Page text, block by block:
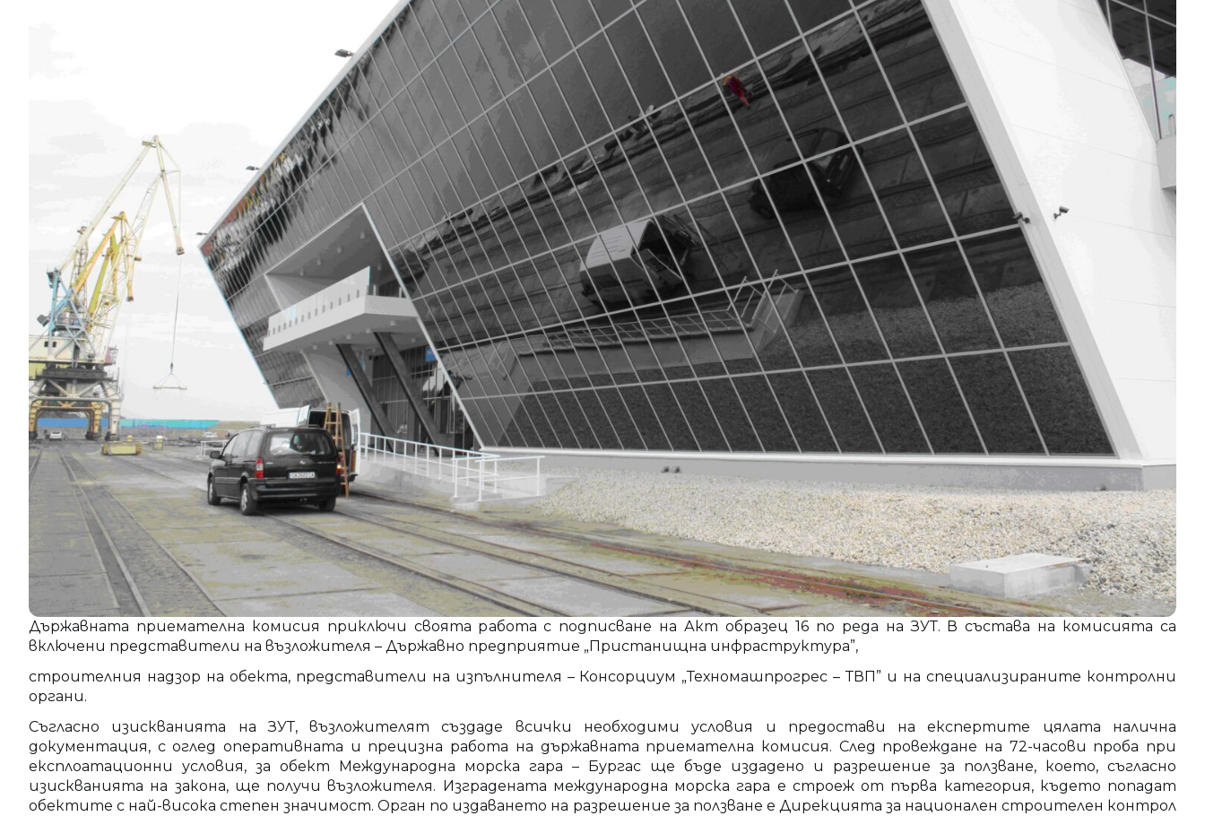
Държавната приемателна комисия приключи своята работа с подписване на Акт образец 16 по реда на ЗУТ. В състава на комисията са
включени представители на възложителя – Държавно предприятие „Пристанищна инфраструктура”,
строителния надзор на обекта, представители на изпълнителя – Консорциум „Техномашпрогрес – ТВП” и на специализираните контролни
органи.
Съгласно изискванията на ЗУТ, възложителят създаде всички необходими условия и предостави на експертите цялата налична
документация, с оглед оперативната и прецизна работа на държавната приемателна комисия. След провеждане на 72-часови проба при
експлоатационни условия, за обект Международна морска гара – Бургас ще бъде издадено и разрешение за ползване, което, съгласно
изискванията на закона, ще получи възложителя. Изградената международна морска гара е строеж от първа категория, където попадат
обектите с най-висока степен значимост. Орган по издаването на разрешение за ползване е Дирекцията за национален строителен контрол